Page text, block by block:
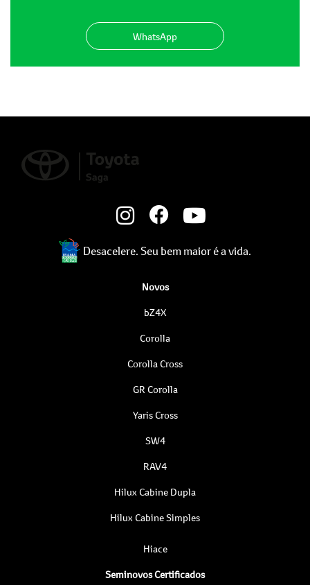
WhatsApp
Desacelere. Seu bem maior é a vida.
Novos
bZ4X
Corolla
Corolla Cross
GR Corolla
Yaris Cross
SW4
RAV4
Hilux Cabine Dupla
Hilux Cabine Simples
Hiace
Seminovos Certificados